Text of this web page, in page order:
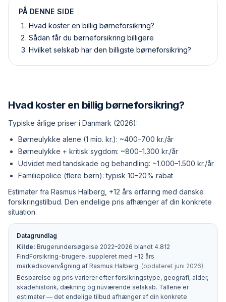
PÅ DENNE SIDE
Hvad koster en billig børneforsikring?
Sådan får du børneforsikring billigere
Hvilket selskab har den billigste børneforsikring?
Hvad koster en billig børneforsikring?
Typiske årlige priser i Danmark (2026):
Børneulykke alene (1 mio. kr.): ~400–700 kr./år
Børneulykke + kritisk sygdom: ~800–1.300 kr./år
Udvidet med tandskade og behandling: ~1.000–1.500 kr./år
Familiepolice (flere børn): typisk 10–20% rabat
Estimater fra Rasmus Halberg, +12 års erfaring med danske
forsikringstilbud. Den endelige pris afhænger af din konkrete
situation.
Datagrundlag
Kilde: Brugerundersøgelse 2022–2026 blandt 4.812
FindForsikring-brugere, suppleret med +12 års
markedsovervågning af Rasmus Halberg. (opdateret juni 2026).
Besparelse og pris varierer efter forsikringstype, geografi, alder,
skadehistorik, dækning og nuværende selskab. Tallene er
estimater — det endelige tilbud afhænger af din konkrete